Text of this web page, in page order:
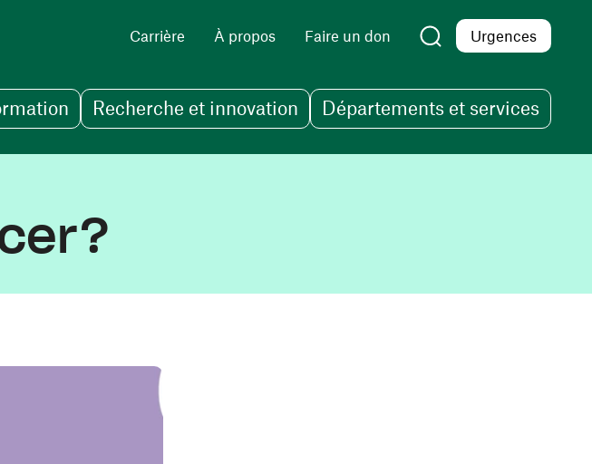
Carrière À propos Faire un don Urgences
Recherche et innovation Départements et services